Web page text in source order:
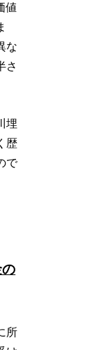
値
な
さ
埋
歴
で
所